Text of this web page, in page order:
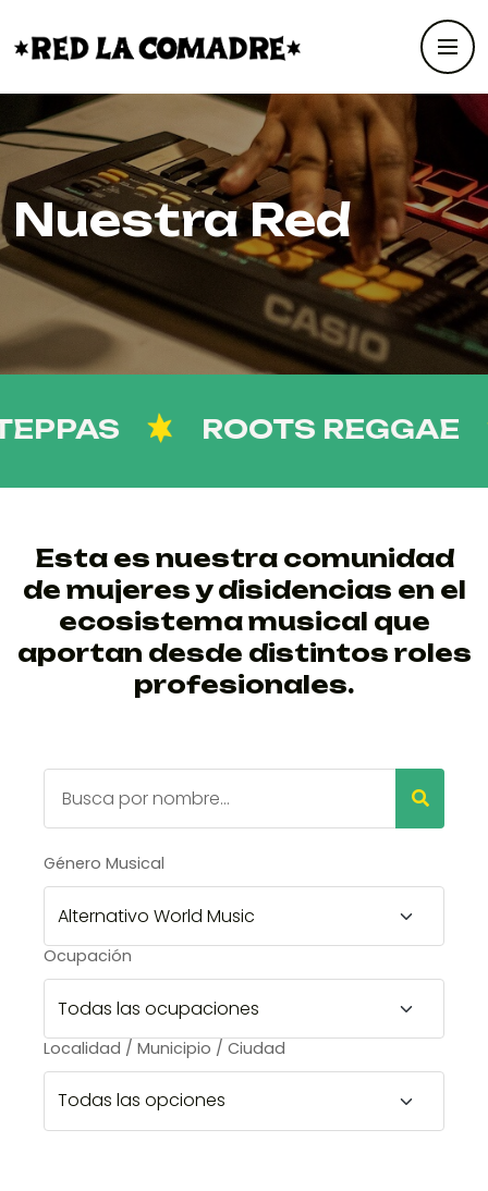
Nuestra Red
ROOTS REGGAE
Esta es nuestra comunidad
de mujeres y disidencias en el
ecosistema musical que
aportan desde distintos roles
profesionales.
Género Musical
Ocupación
Localidad / Municipio / Ciudad